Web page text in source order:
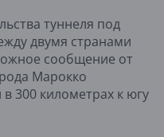
туннеля под
двумя странами
сообщение от
Марокко
300 километрах к югу